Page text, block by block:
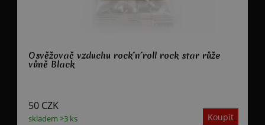
Osvěžovač vzduchu rock´n´roll rock star růže
vůně Black
skladem >3 ks
50 CZK